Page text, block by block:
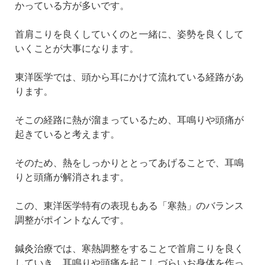
かっている方が多いです。
首肩こりを良くしていくのと一緒に、姿勢を良くして
いくことが大事になります。
東洋医学では、頭から耳にかけて流れている経路があ
ります。
そこの経路に熱が溜まっているため、耳鳴りや頭痛が
起きていると考えます。
そのため、熱をしっかりととってあげることで、耳鳴
りと頭痛が解消されます。
この、東洋医学特有の表現もある「寒熱」のバランス
調整がポイントなんです。
鍼灸治療では、寒熱調整をすることで首肩こりを良く